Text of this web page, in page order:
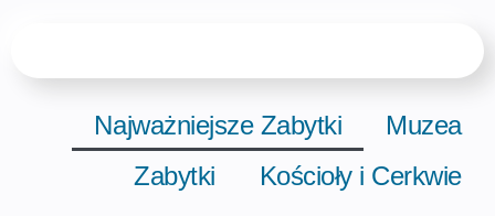
Najważniejsze Zabytki
Muzea
Zabytki
Kościoły i Cerkwie